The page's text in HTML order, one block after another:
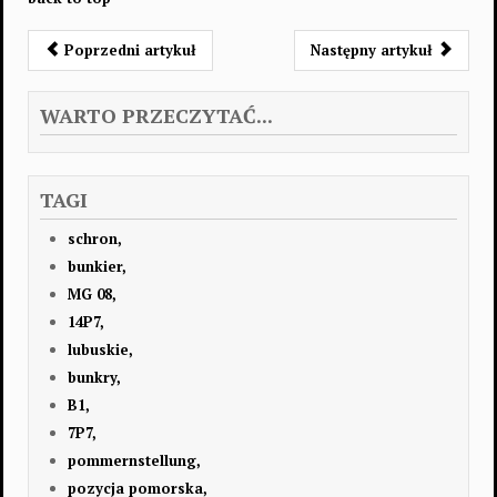
Poprzedni artykuł Następny artykuł
WARTO PRZECZYTAĆ...
TAGI
schron,
bunkier,
MG 08,
14P7,
lubuskie,
bunkry,
B1,
7P7,
pommernstellung,
pozycja pomorska,